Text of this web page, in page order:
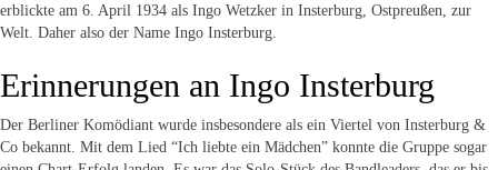
erblickte am 6. April 1934 als Ingo Wetzker in Insterburg, Ostpreußen, zur
Welt. Daher also der Name Ingo Insterburg.
Erinnerungen an Ingo Insterburg
Der Berliner Komödiant wurde insbesondere als ein Viertel von Insterburg &
Co bekannt. Mit dem Lied “Ich liebte ein Mädchen” konnte die Gruppe sogar